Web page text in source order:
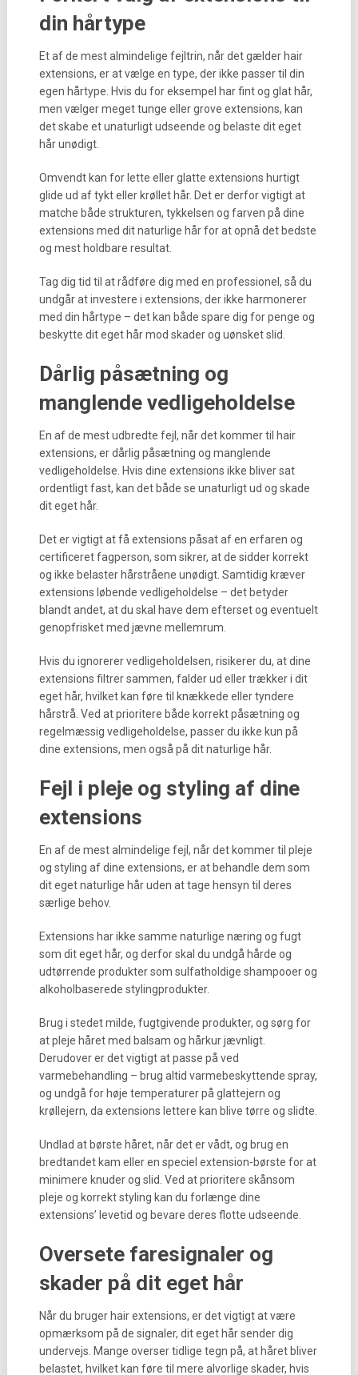
din hårtype
Et af de mest almindelige fejltrin, når det gælder hair
extensions, er at vælge en type, der ikke passer til din
egen hårtype. Hvis du for eksempel har fint og glat hår,
men vælger meget tunge eller grove extensions, kan
det skabe et unaturligt udseende og belaste dit eget
hår unødigt.
Omvendt kan for lette eller glatte extensions hurtigt
glide ud af tykt eller krøllet hår. Det er derfor vigtigt at
matche både strukturen, tykkelsen og farven på dine
extensions med dit naturlige hår for at opnå det bedste
og mest holdbare resultat.
Tag dig tid til at rådføre dig med en professionel, så du
undgår at investere i extensions, der ikke harmonerer
med din hårtype – det kan både spare dig for penge og
beskytte dit eget hår mod skader og uønsket slid.
Dårlig påsætning og
manglende vedligeholdelse
En af de mest udbredte fejl, når det kommer til hair
extensions, er dårlig påsætning og manglende
vedligeholdelse. Hvis dine extensions ikke bliver sat
ordentligt fast, kan det både se unaturligt ud og skade
dit eget hår.
Det er vigtigt at få extensions påsat af en erfaren og
certificeret fagperson, som sikrer, at de sidder korrekt
og ikke belaster hårstråene unødigt. Samtidig kræver
extensions løbende vedligeholdelse – det betyder
blandt andet, at du skal have dem efterset og eventuelt
genopfrisket med jævne mellemrum.
Hvis du ignorerer vedligeholdelsen, risikerer du, at dine
extensions filtrer sammen, falder ud eller trækker i dit
eget hår, hvilket kan føre til knækkede eller tyndere
hårstrå. Ved at prioritere både korrekt påsætning og
regelmæssig vedligeholdelse, passer du ikke kun på
dine extensions, men også på dit naturlige hår.
Fejl i pleje og styling af dine
extensions
En af de mest almindelige fejl, når det kommer til pleje
og styling af dine extensions, er at behandle dem som
dit eget naturlige hår uden at tage hensyn til deres
særlige behov.
Extensions har ikke samme naturlige næring og fugt
som dit eget hår, og derfor skal du undgå hårde og
udtørrende produkter som sulfatholdige shampooer og
alkoholbaserede stylingprodukter.
Brug i stedet milde, fugtgivende produkter, og sørg for
at pleje håret med balsam og hårkur jævnligt.
Derudover er det vigtigt at passe på ved
varmebehandling – brug altid varmebeskyttende spray,
og undgå for høje temperaturer på glattejern og
krøllejern, da extensions lettere kan blive tørre og slidte.
Undlad at børste håret, når det er vådt, og brug en
bredtandet kam eller en speciel extension-børste for at
minimere knuder og slid. Ved at prioritere skånsom
pleje og korrekt styling kan du forlænge dine
extensions’ levetid og bevare deres flotte udseende.
Oversete faresignaler og
skader på dit eget hår
Når du bruger hair extensions, er det vigtigt at være
opmærksom på de signaler, dit eget hår sender dig
undervejs. Mange overser tidlige tegn på, at håret bliver
belastet, hvilket kan føre til mere alvorlige skader, hvis